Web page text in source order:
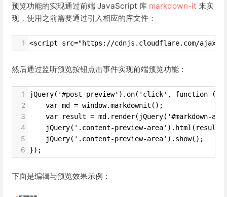
预览功能的实现通过前端 JavaScript 库 markdown-it 来实
现，使用之前需要通过引入相应的库文件：
1 <script src="https://cdnjs.cloudflare.com/ajax/
然后通过监听预览按钮点击事件实现前端预览功能：
1 jQuery('#post-preview').on('click', function ()
2
    var md = window.markdownit();
3
var result = md.render(jQuery('#markdown-
4
jQuery('.content-preview-
5
    jQuery('.content-preview-area').show();
6 });
下面是编辑与预览效果示例：